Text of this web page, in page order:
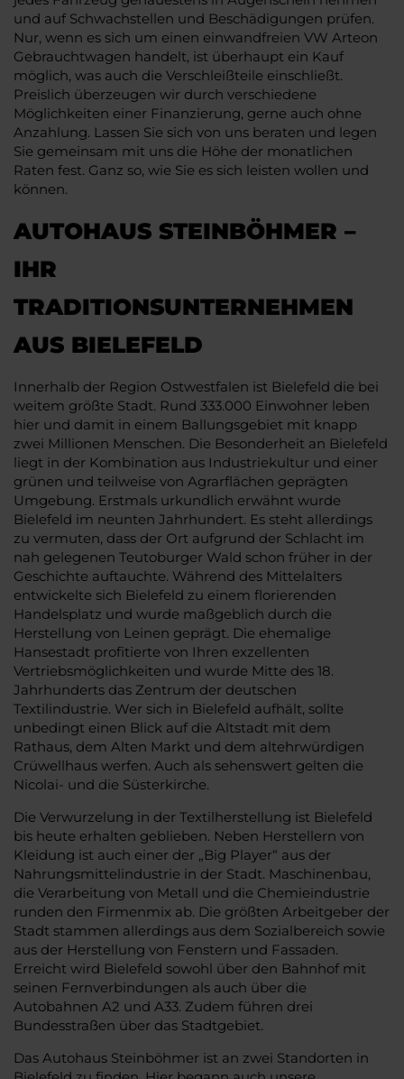
und auf Schwachstellen und Beschädigungen prüfen.
Nur, wenn es sich um einen einwandfreien VW Arteon
Gebrauchtwagen handelt, ist überhaupt ein Kauf
möglich, was auch die Verschleißteile einschließt.
Preislich überzeugen wir durch verschiedene
Möglichkeiten einer Finanzierung, gerne auch ohne
Anzahlung. Lassen Sie sich von uns beraten und legen
Sie gemeinsam mit uns die Höhe der monatlichen
Raten fest. Ganz so, wie Sie es sich leisten wollen und
können.
AUTOHAUS STEINBÖHMER –
IHR
TRADITIONSUNTERNEHMEN
AUS BIELEFELD
Innerhalb der Region Ostwestfalen ist Bielefeld die bei
weitem größte Stadt. Rund 333.000 Einwohner leben
hier und damit in einem Ballungsgebiet mit knapp
zwei Millionen Menschen. Die Besonderheit an Bielefeld
liegt in der Kombination aus Industriekultur und einer
grünen und teilweise von Agrarflächen geprägten
Umgebung. Erstmals urkundlich erwähnt wurde
Bielefeld im neunten Jahrhundert. Es steht allerdings
zu vermuten, dass der Ort aufgrund der Schlacht im
nah gelegenen Teutoburger Wald schon früher in der
Geschichte auftauchte. Während des Mittelalters
entwickelte sich Bielefeld zu einem florierenden
Handelsplatz und wurde maßgeblich durch die
Herstellung von Leinen geprägt. Die ehemalige
Hansestadt profitierte von Ihren exzellenten
Vertriebsmöglichkeiten und wurde Mitte des 18.
Jahrhunderts das Zentrum der deutschen
Textilindustrie. Wer sich in Bielefeld aufhält, sollte
unbedingt einen Blick auf die Altstadt mit dem
Rathaus, dem Alten Markt und dem altehrwürdigen
Crüwellhaus werfen. Auch als sehenswert gelten die
Nicolai- und die Süsterkirche.
Die Verwurzelung in der Textilherstellung ist Bielefeld
bis heute erhalten geblieben. Neben Herstellern von
Kleidung ist auch einer der „Big Player“ aus der
Nahrungsmittelindustrie in der Stadt. Maschinenbau,
die Verarbeitung von Metall und die Chemieindustrie
runden den Firmenmix ab. Die größten Arbeitgeber der
Stadt stammen allerdings aus dem Sozialbereich sowie
aus der Herstellung von Fenstern und Fassaden.
Erreicht wird Bielefeld sowohl über den Bahnhof mit
seinen Fernverbindungen als auch über die
Autobahnen A2 und A33. Zudem führen drei
Bundesstraßen über das Stadtgebiet.
Das Autohaus Steinböhmer ist an zwei Standorten in